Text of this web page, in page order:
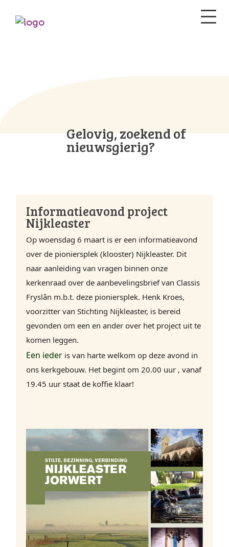
Gelovig, zoekend of
nieuwsgierig?
Informatieavond project
Nijkleaster
Op woensdag 6 maart is er een informatieavond
over de pioniersplek (klooster) Nijkleaster. Dit
naar aanleiding van vragen binnen onze
kerkenraad over de aanbevelingsbrief van Classis
Fryslân m.b.t. deze pioniersplek. Henk Kroes,
voorzitter van Stichting Nijkleaster, is bereid
gevonden om een en ander over het project uit te
komen leggen.
Een ieder is van harte welkom op deze avond in
ons kerkgebouw. Het begint om 20.00 uur , vanaf
19.45 uur staat de koffie klaar!